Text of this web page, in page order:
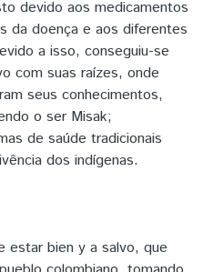
devido aos medicamentos
da doença e aos diferentes
a isso, conseguiu-se
com suas raízes, onde
seus conhecimentos,
o ser Misak;
de saúde tradicionais
dos indígenas.
estar bien y a salvo, que